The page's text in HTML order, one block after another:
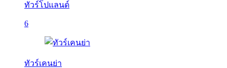
ทัวร์โปแลนด์
6
ทัวร์เคนย่า